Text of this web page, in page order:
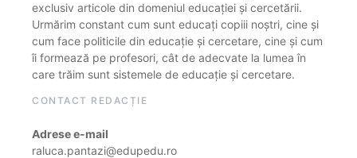
exclusiv articole din domeniul educației și cercetării.
Urmărim constant cum sunt educați copiii noștri, cine și
cum face politicile din educație și cercetare, cine și cum
îi formează pe profesori, cât de adecvate la lumea în
care trăim sunt sistemele de educație și cercetare.
CONTACT REDACȚIE
Adrese e-mail
raluca.pantazi@edupedu.ro